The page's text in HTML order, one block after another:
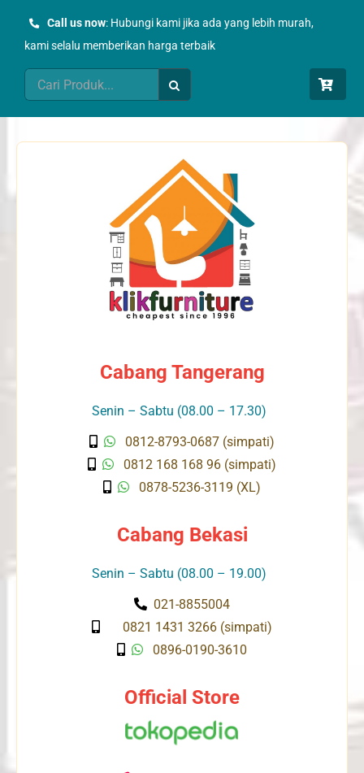
Call us now: Hubungi kami jika ada yang lebih murah,
kami selalu memberikan harga terbaik
Search
for:
Cabang Tangerang
Senin – Sabtu (08.00 – 17.30)
0812-8793-0687 (simpati)
0812 168 168 96 (simpati)
0878-5236-3119 (XL)
Cabang Bekasi
Senin – Sabtu (08.00 – 19.00)
021-8855004
0821 1431 3266 (simpati)
0896-0190-3610
Official Store